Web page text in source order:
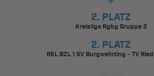
2. PLATZ
Kreisliga Rgbg Gruppe 2
2. PLATZ
REL BZL 1 SV Burgweinting - TV